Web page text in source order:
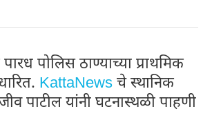
पोलिस ठाण्याच्या प्राथमिक
KattaNews चे स्थानिक
पाटील यांनी घटनास्थळी पाहणी